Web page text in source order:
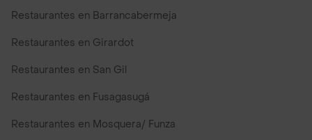
Restaurantes en Barrancabermeja
Restaurantes en Girardot
Restaurantes en San Gil
Restaurantes en Fusagasugá
Restaurantes en Mosquera/ Funza